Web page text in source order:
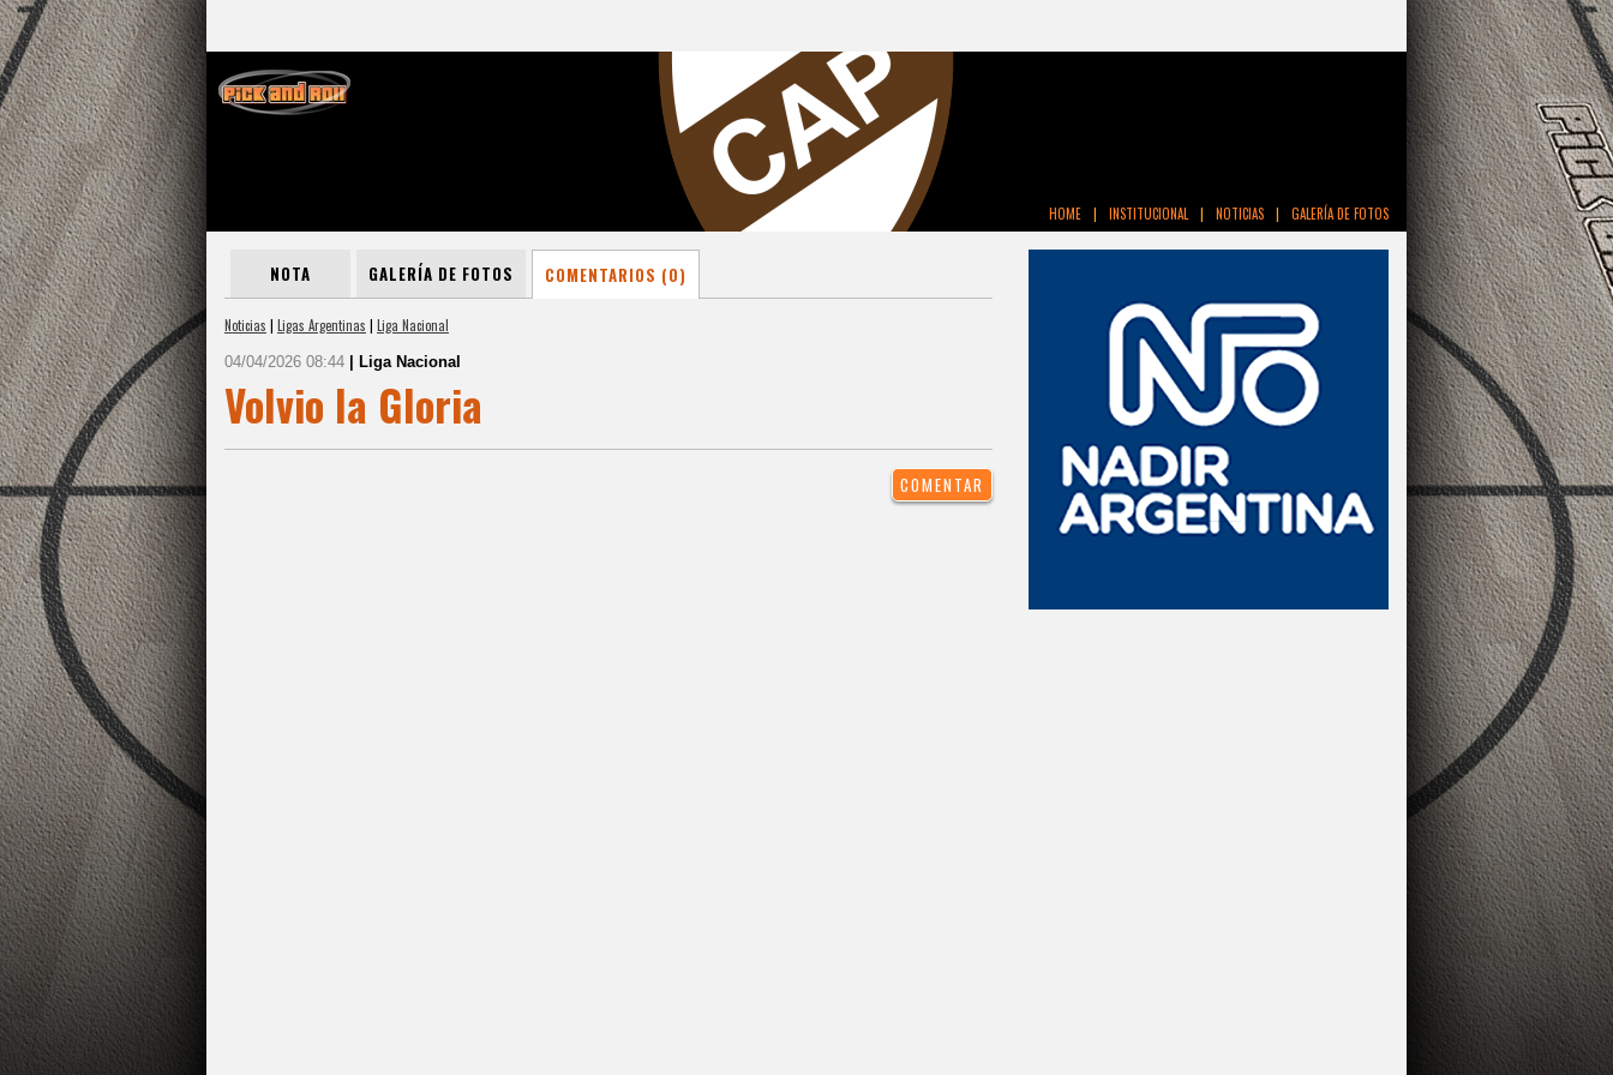
HOME | INSTITUCIONAL | NOTICIAS | GALERÍA DE FOTOS
NOTA GALERÍA DE FOTOS COMENTARIOS (0)
Noticias | Ligas Argentinas | Liga Nacional
04/04/2026 08:44 | Liga Nacional
Volvio la Gloria